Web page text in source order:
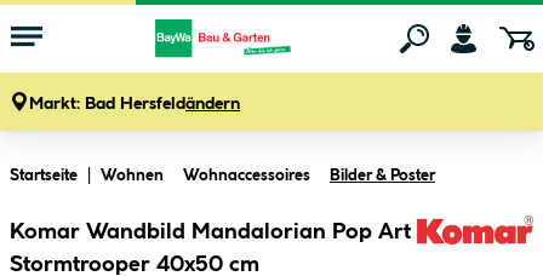
Markt: Bad Hersfeldändern
Startseite Wohnen Wohnaccessoires Bilder & Poster
Komar Wandbild Mandalorian Pop Art
Stormtrooper 40x50 cm